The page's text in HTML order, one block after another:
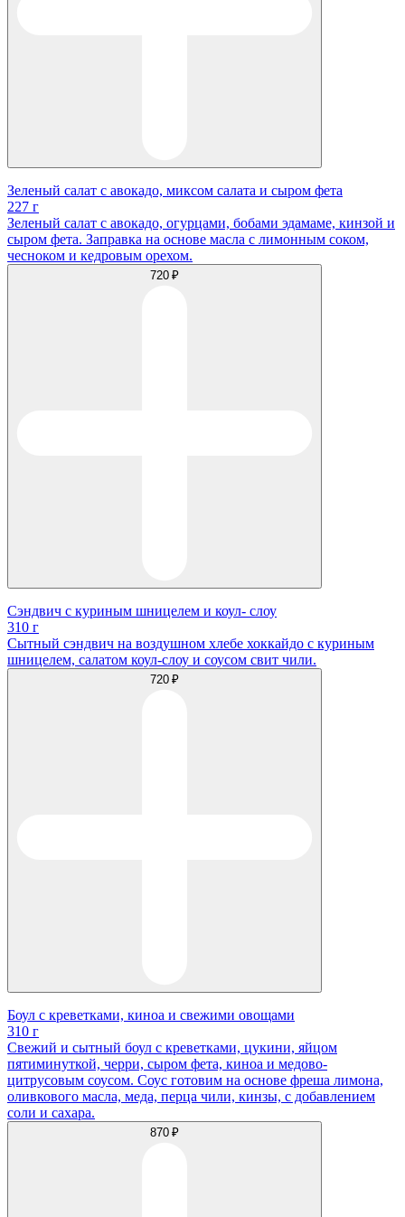
Зеленый салат с авокадо, миксом салата и сыром фета
227 г
Зеленый салат с авокадо, огурцами, бобами эдамаме, кинзой и
сыром фета. Заправка на основе масла с лимонным соком,
чесноком и кедровым орехом.
720 ₽
Сэндвич с куриным шницелем и коул- слоу
310 г
Сытный сэндвич на воздушном хлебе хоккайдо с куриным
шницелем, салатом коул-слоу и соусом свит чили.
720 ₽
Боул с креветками, киноа и свежими овощами
310 г
Свежий и сытный боул с креветками, цукини, яйцом
пятиминуткой, черри, сыром фета, киноа и медово-
цитрусовым соусом. Соус готовим на основе фреша лимона,
оливкового масла, меда, перца чили, кинзы, с добавлением
соли и сахара.
870 ₽